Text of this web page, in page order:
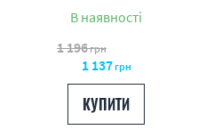
В наявності
1 196грн
1 137грн
КУПИТИ